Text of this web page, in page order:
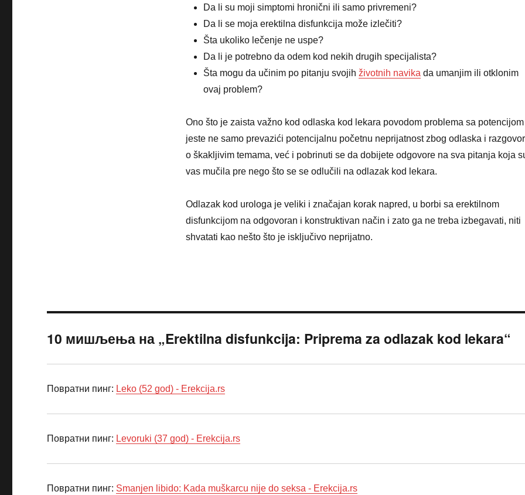
Da li su moji simptomi hronični ili samo privremeni?
Da li se moja erektilna disfunkcija može izlečiti?
Šta ukoliko lečenje ne uspe?
Da li je potrebno da odem kod nekih drugih specijalista?
Šta mogu da učinim po pitanju svojih životnih navika da umanjim ili otklonim
ovaj problem?
Ono što je zaista važno kod odlaska kod lekara povodom problema sa potencijom
jeste ne samo prevazići potencijalnu početnu neprijatnost zbog odlaska i
o škakljivim temama, već i pobrinuti se da dobijete odgovore na sva pitanja koja
vas mučila pre nego što se se odlučili na odlazak kod lekara.
Odlazak kod urologa je veliki i značajan korak napred, u borbi sa erektilnom
disfunkcijom na odgovoran i konstruktivan način i zato ga ne treba izbegavati, niti
shvatati kao nešto što je isključivo neprijatno.
10 мишљења на „Erektilna disfunkcija: Priprema za odlazak kod lekara“
Повратни пинг: Leko (52 god) - Erekcija.rs
Повратни пинг: Levoruki (37 god) - Erekcija.rs
Повратни пинг: Smanjen libido: Kada muškarcu nije do seksa - Erekcija.rs